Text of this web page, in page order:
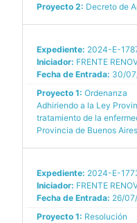
Proyecto 2: Decreto de
Expediente: 2024-E-
Iniciador: FRENTE
Fecha de Entrada: 30/
Proyecto 1: Ordenanza
Adhiriendo a la Ley
tratamiento de la
Provincia de Buenos
Expediente: 2024-E-
Iniciador: FRENTE
Fecha de Entrada: 26/
Proyecto 1: Resolución